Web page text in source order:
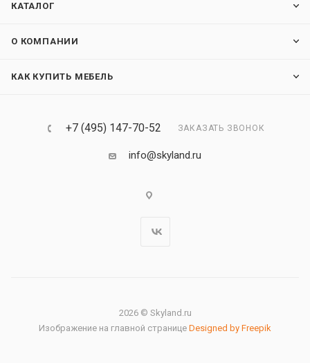
КАТАЛОГ
О КОМПАНИИ
КАК КУПИТЬ МЕБЕЛЬ
+7 (495) 147-70-52 ЗАКАЗАТЬ ЗВОНОК
info@skyland.ru
2026 © Skyland.ru
Изображение на главной странице Designed by Freepik